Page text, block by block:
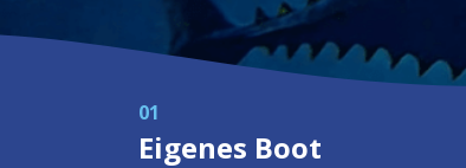
01
Eigenes Boot